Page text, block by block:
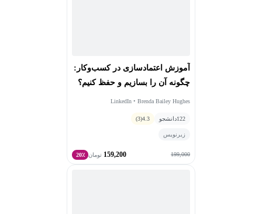
جهانی، جایزه یادگیری مشارکتی در جامعه، جایزه تعالی
دانشکده از برنامه MBA اجرایی دانشگاه سانگ کیون کوان،
چهار جایزه آموزش نوآورانه، جایزه آموزشی الهام‌بخش آلفا
کاپا پسی، و جایزه آموزش متولیان مدرسه بازرگانی کلی.
است. برندا دارای مدرک کارشناسی ارشد هنر در ارتباطات
آموزش اعتمادسازی در کسب‌وکار:
چگونه آن را بسازیم و حفظ کنیم؟
LinkedIn • Brenda Bailey Hughes
122دانشجو 4.3
(3)
زیرنویس
199,000
159,200 تومان 20٪